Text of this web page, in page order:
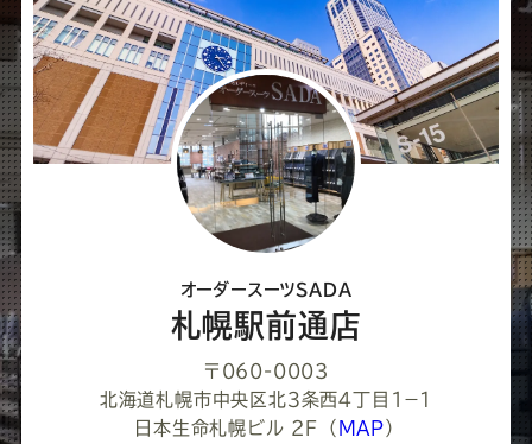
ェ
ア
し
て
く
だ
い
オーダースーツSADA
札幌駅前通店
〒060-0003
北海道札幌市中央区北３条西４丁目1−１
日本生命札幌ビル 2F
（ MAP ）